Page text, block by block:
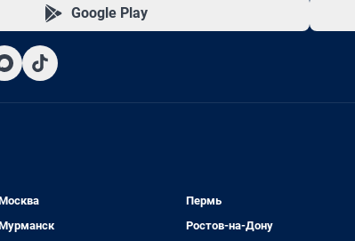
Google Play
Пермь
Ростов-на-Дону